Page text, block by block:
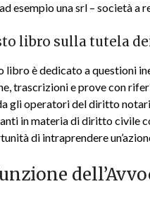
esempio una srl – società a
libro sulla tutela
libro è dedicato a questioni
trascrizioni e prove con
gli operatori del diritto
in materia di diritto civile
di intraprendere